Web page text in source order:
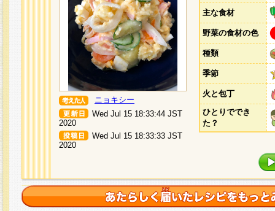
ニョキシー
Wed Jul 15 18:33:44 JST
2020
Wed Jul 15 18:33:33 JST
2020
主な食材
野菜の食材の色
種類
季節
火と包丁
ひとりででき
た？